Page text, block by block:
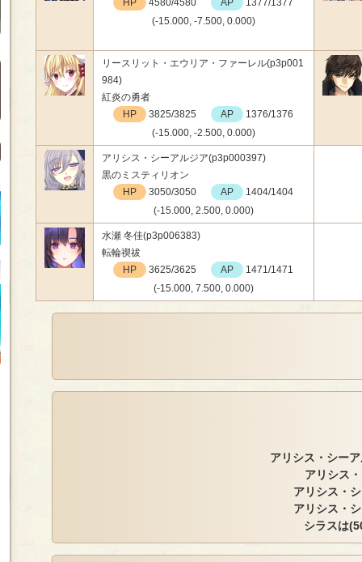
HP
4580/4580 AP
1377/1377
(-15.000, -7.500, 0.000)
リースリット・エウリア・ファーレル(p3p001
984)
紅炎の勇者
HP
3825/3825 AP
1376/1376
(-15.000, -2.500, 0.000)
アリシス・シーアルジア(p3p000397)
黒のミスティリオン
HP
3050/3050 AP
1404/1404
(-15.000, 2.500, 0.000)
水瀬 冬佳(p3p006383)
転輪禊祓
HP
3625/3625 AP
1471/1471
(-15.000, 7.500, 0.000)
アリシス・シー
アリシス
アリシス・
アリシス・
シラスは